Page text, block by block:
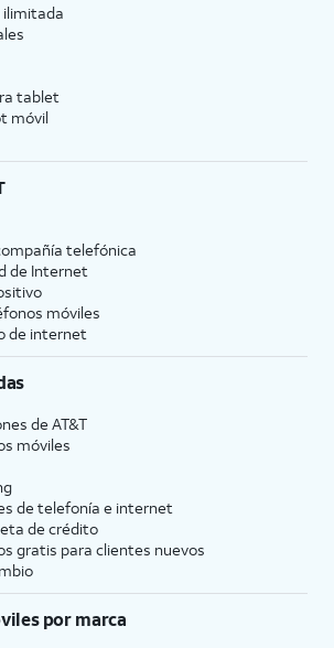
ilimitada
tablet
móvil
telefónica
de Internet
móviles
de internet
de AT&T
móviles
de telefonía e internet
de crédito
gratis para clientes nuevos
por marca